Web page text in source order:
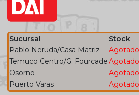
Sucursal
Stock
Pablo Neruda/Casa Matriz
Agotado
Temuco Centro/G. FourcadeAgotado
Osorno
Agotado
Puerto Varas
Agotado